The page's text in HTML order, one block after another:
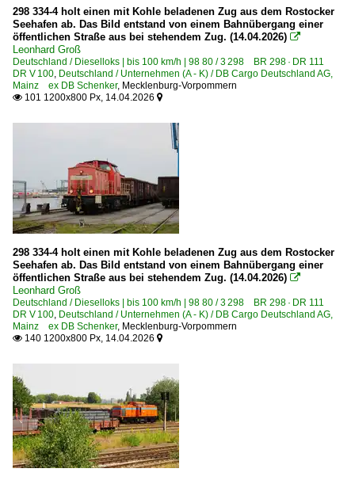
Güstrow
Haldensleben
Hennigsdorf (bei Berlin)
Königs Wusterhausen
Könitz (Thür)
Leipzig (sonstige)
Lietzow auf Rügen
Naumburg (Saale) Hbf ·UNM·
Neubrandenburg
Niesky
Nossen
Bahnhöfe (R - Z)
Saarmund
Stralsund-Rügendamm
Wernigerode
Wismar
2025
2026
298 334-4 holt einen mit Kohle beladenen Zug aus dem Rostocker
Seehafen ab. Das Bild entstand von einem Bahnübergang einer
öffentlichen Straße aus bei stehendem Zug. (14.04.2026) 
Leonhard Groß
Deutschland / Dieselloks | bis 100 km/h | 98 80 / 3 298 BR 298 · DR 111
DR V 100, Deutschland / Unternehmen (A - K) / DB Cargo Deutschland AG,
Mainz ex DB Schenker, Mecklenburg-Vorpommern
 101 1200x800 Px, 14.04.2026 
298 334-4 holt einen mit Kohle beladenen Zug aus dem Rostocker
Seehafen ab. Das Bild entstand von einem Bahnübergang einer
öffentlichen Straße aus bei stehendem Zug. (14.04.2026) 
Leonhard Groß
Deutschland / Dieselloks | bis 100 km/h | 98 80 / 3 298 BR 298 · DR 111
DR V 100, Deutschland / Unternehmen (A - K) / DB Cargo Deutschland AG,
Mainz ex DB Schenker, Mecklenburg-Vorpommern
 140 1200x800 Px, 14.04.2026 